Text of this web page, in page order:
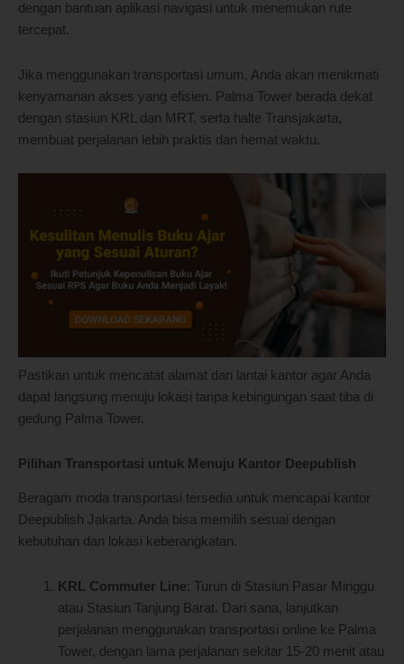
dengan bantuan aplikasi navigasi untuk menemukan rute
tercepat.
Jika menggunakan transportasi umum, Anda akan menikmati
kenyamanan akses yang efisien. Palma Tower berada dekat
dengan stasiun KRL dan MRT, serta halte Transjakarta,
membuat perjalanan lebih praktis dan hemat waktu.
Pastikan untuk mencatat alamat dan lantai kantor agar Anda
dapat langsung menuju lokasi tanpa kebingungan saat tiba di
gedung Palma Tower.
Pilihan Transportasi untuk Menuju Kantor Deepublish
Beragam moda transportasi tersedia untuk mencapai kantor
Deepublish Jakarta. Anda bisa memilih sesuai dengan
kebutuhan dan lokasi keberangkatan.
KRL Commuter Line: Turun di Stasiun Pasar Minggu
atau Stasiun Tanjung Barat. Dari sana, lanjutkan
perjalanan menggunakan transportasi online ke Palma
Tower, dengan lama perjalanan sekitar 15-20 menit atau